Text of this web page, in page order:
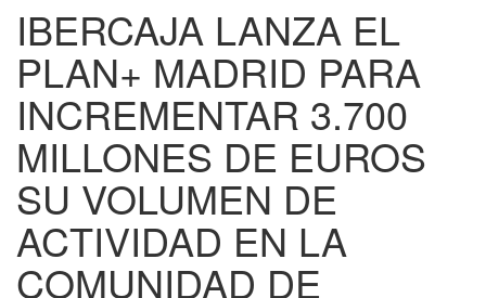
IBERCAJA LANZA EL
PLAN+ MADRID PARA
INCREMENTAR 3.700
MILLONES DE EUROS
SU VOLUMEN DE
ACTIVIDAD EN LA
COMUNIDAD DE